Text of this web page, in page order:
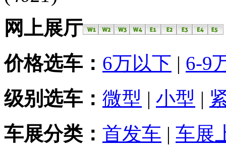
网上展厅
价格选车： 6万以下 | 6-9
级别选车： 微型 | 小型 |
车展分类： 首发车 | 车展